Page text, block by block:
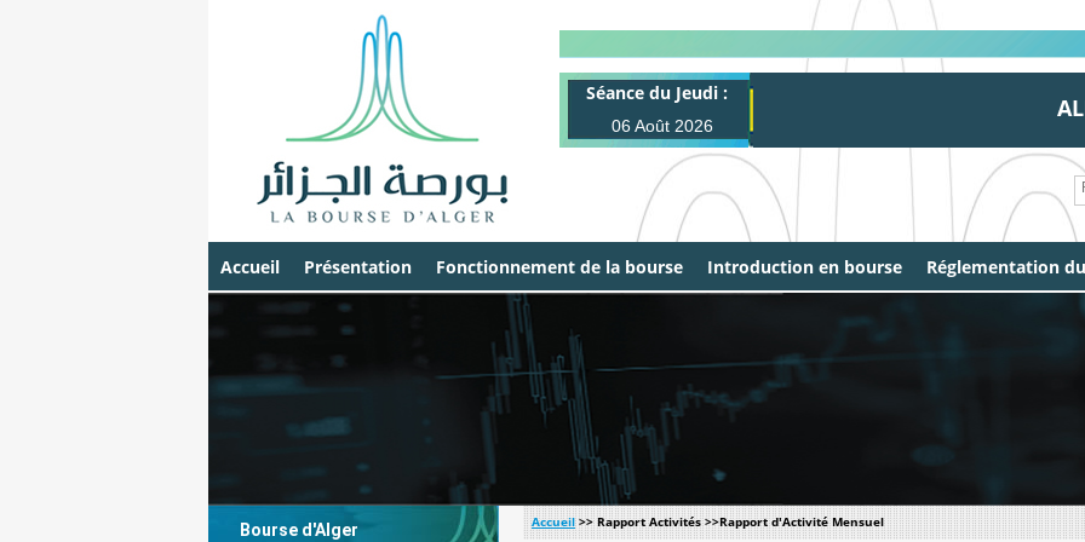
Séance du Jeudi :
06 Août 2026
ALL
Accueil Présentation Fonctionnement de la bourse Introduction en bourse Réglementation
Bourse d'Alger Accueil>> Rapport Activités >>Rapport d'Activité Mensuel